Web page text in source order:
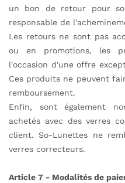
un bon de retour pour
responsable de
Les retours ne sont pas
ou en promotions, les
l'occasion d'une offre
Ces produits ne peuvent
remboursement.
Enfin, sont également
achetés avec des verres
client. So-Lunettes ne
verres correcteurs.
Article 7 - Modalités de